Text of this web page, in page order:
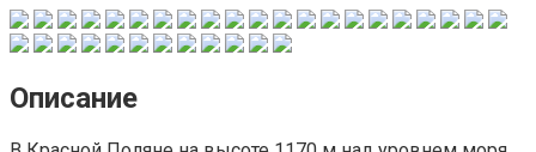
Описание